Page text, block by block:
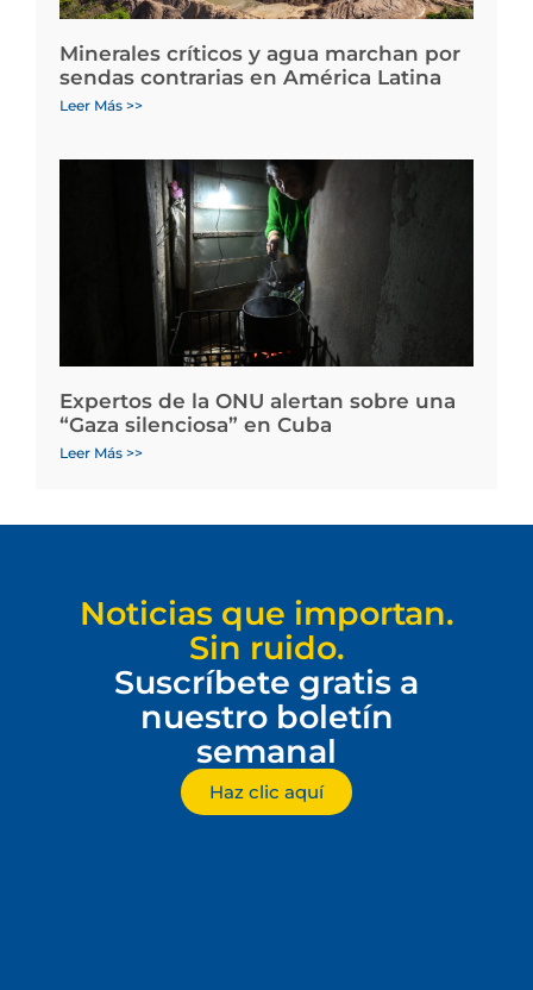
Minerales críticos y agua marchan por
sendas contrarias en América Latina
Leer Más >>
Expertos de la ONU alertan sobre una
“Gaza silenciosa” en Cuba
Leer Más >>
Noticias que importan.
Sin ruido.
Suscríbete gratis a
nuestro boletín
semanal
Haz clic aquí